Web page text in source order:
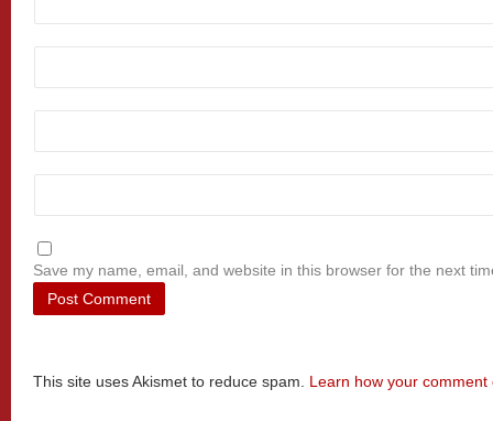
Save my name, email, and website in this browser for the next
This site uses Akismet to reduce spam. Learn how your